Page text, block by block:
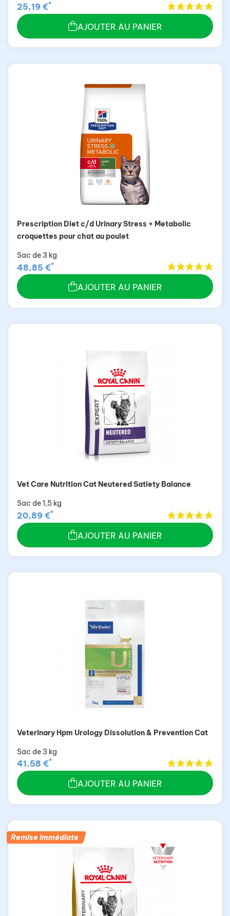
25,19 €*
AJOUTER AU PANIER
Prescription Diet c/d Urinary Stress + Metabolic
croquettes pour chat au poulet
Sac de 3 kg
48,85 €*
AJOUTER AU PANIER
Vet Care Nutrition Cat Neutered Satiety Balance
Sac de 1,5 kg
20,89 €*
AJOUTER AU PANIER
Veterinary Hpm Urology Dissolution & Prevention Cat
Sac de 3 kg
41,58 €*
AJOUTER AU PANIER
Remise immédiate